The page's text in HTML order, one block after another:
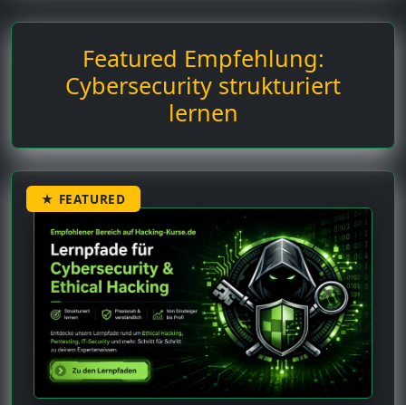
Featured Empfehlung:
Cybersecurity strukturiert
lernen
★ FEATURED